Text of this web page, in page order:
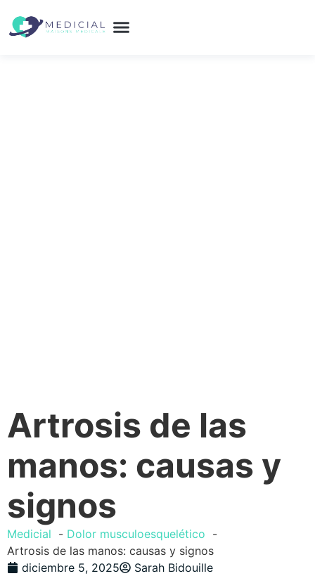
Artrosis de las
manos: causas y
signos
Medicial
Dolor musculoesquelético
Artrosis de las manos: causas y signos
diciembre 5, 2025
Sarah Bidouille